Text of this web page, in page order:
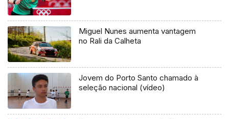
Miguel Nunes aumenta vantagem
no Rali da Calheta
Jovem do Porto Santo chamado à
seleção nacional (vídeo)